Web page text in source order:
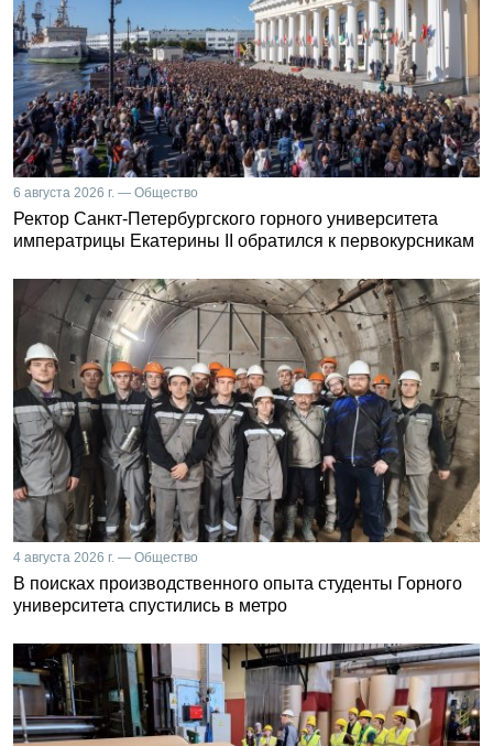
6 августа 2026 г. — Общество
Ректор Санкт-Петербургского горного университета
императрицы Екатерины II обратился к первокурсникам
4 августа 2026 г. — Общество
В поисках производственного опыта студенты Горного
университета спустились в метро